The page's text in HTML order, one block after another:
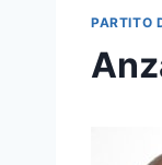
PARTITO